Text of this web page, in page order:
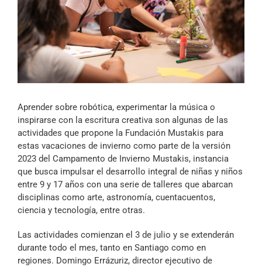
Columnas
Música Clásica
Especiales
Archivo Sonoro
Aprender sobre robótica, experimentar la música o
inspirarse con la escritura creativa son algunas de las
actividades que propone la Fundación Mustakis para
estas vacaciones de invierno como parte de la versión
2023 del Campamento de Invierno Mustakis, instancia
que busca impulsar el desarrollo integral de niñas y niños
entre 9 y 17 años con una serie de talleres que abarcan
disciplinas como arte, astronomía, cuentacuentos,
ciencia y tecnología, entre otras.
Las actividades comienzan el 3 de julio y se extenderán
durante todo el mes, tanto en Santiago como en
regiones. Domingo Errázuriz, director ejecutivo de